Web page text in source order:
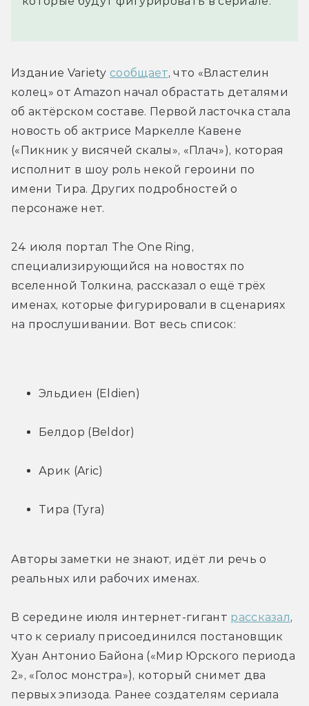
Издание Variety сообщает, что «Властелин
колец» от Amazon начал обрастать деталями
об актёрском составе. Первой ласточка стала
новость об актрисе Маркелле Кавене
(«Пикник у висячей скалы», «Плач»), которая
исполнит в шоу роль некой героини по
имени Тира. Других подробностей о
персонаже нет.
24 июля портал The One Ring,
специализирующийся на новостях по
вселенной Толкина, рассказал о ещё трёх
именах, которые фигурировали в сценариях
на прослушивании. Вот весь список:
Эльдиен (Eldien)
Белдор (Beldor)
Арик (Aric)
Тира (Tyra)
Авторы заметки не знают, идёт ли речь о
реальных или рабочих именах.
В середине июля интернет-гигант рассказал,
что к сериалу присоединился постановщик
Хуан Антонио Байона («Мир Юрского периода
2», «Голос монстра»), который снимет два
первых эпизода. Ранее создателям сериала